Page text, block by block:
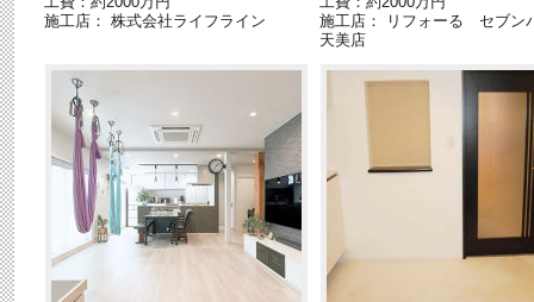
施工店： 株式会社ライフライン
施工店： リフォーる セブン
天美店